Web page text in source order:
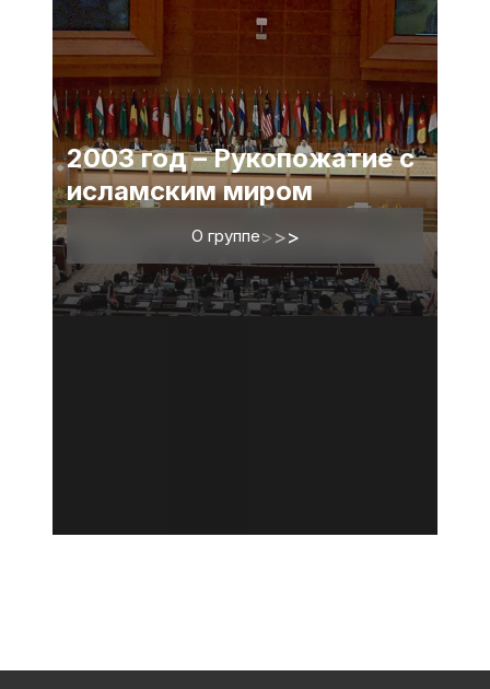
2003 год – Рукопожатие с
исламским миром
О группе>>>